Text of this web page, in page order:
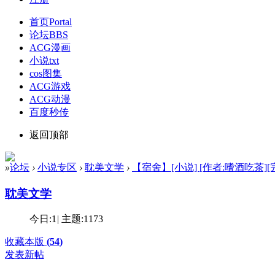
首页Portal
论坛BBS
ACG漫画
小说txt
cos图集
ACG游戏
ACG动漫
百度秒传
返回顶部
»论坛 › 小说专区 › 耽美文学 › 【宿舍】[小说] [作者:嗜酒吃茶][
耽美文学
今日:1 | 主题:1173
收藏本版 (54)
发表新帖